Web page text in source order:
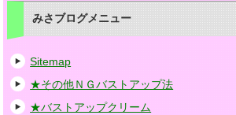
みさブログメニュー
Sitemap
★その他ＮＧバストアップ法
★バストアップクリーム